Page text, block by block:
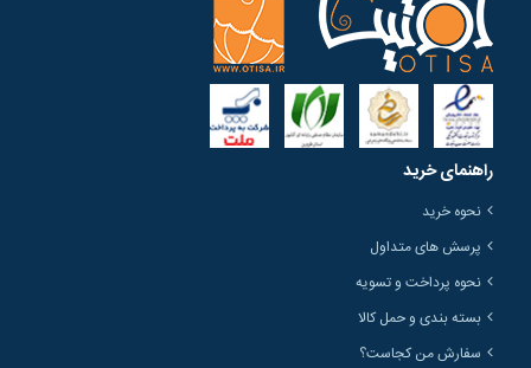
راهنمای خرید
نحوه خرید
پرسش های متداول
نحوه پرداخت و تسویه
بسته بندی و حمل کالا
سفارش من کجاست؟